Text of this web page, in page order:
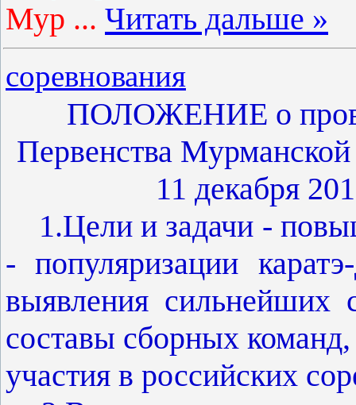
Мур ... Читать дальше »
соревнования
ПОЛОЖЕНИЕ о
Первенства
11 декабря
1.Цели и задачи -
- популяризации
выявления сильнейших
составы сборных
участия в российских